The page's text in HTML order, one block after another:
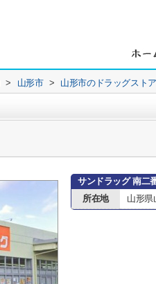
> 山形市 > 山形市のドラッグストア
サンドラッグ 南二
所在地
山形県